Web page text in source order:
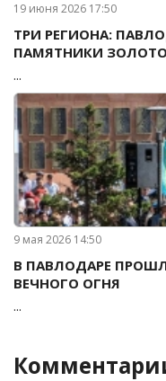
19 июня 2026 17:50
ТРИ РЕГИОНА:
ПАМЯТНИКИ
...
9 мая 2026 14:50
В ПАВЛОДАРЕ
ВЕЧНОГО ОГНЯ
...